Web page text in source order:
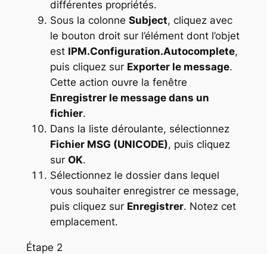
différentes propriétés.
Sous la colonne Subject, cliquez avec
le bouton droit sur l’élément dont l’objet
est IPM.Configuration.Autocomplete,
puis cliquez sur Exporter le message.
Cette action ouvre la fenêtre
Enregistrer le message dans un
fichier.
Dans la liste déroulante, sélectionnez
Fichier MSG (UNICODE), puis cliquez
sur OK.
Sélectionnez le dossier dans lequel
vous souhaiter enregistrer ce message,
puis cliquez sur Enregistrer. Notez cet
emplacement.
Étape 2